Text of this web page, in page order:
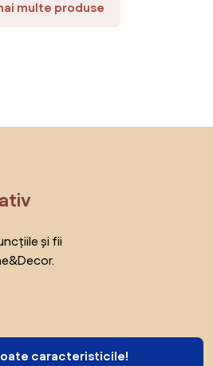
multe produse
și fii
caracteristicile!